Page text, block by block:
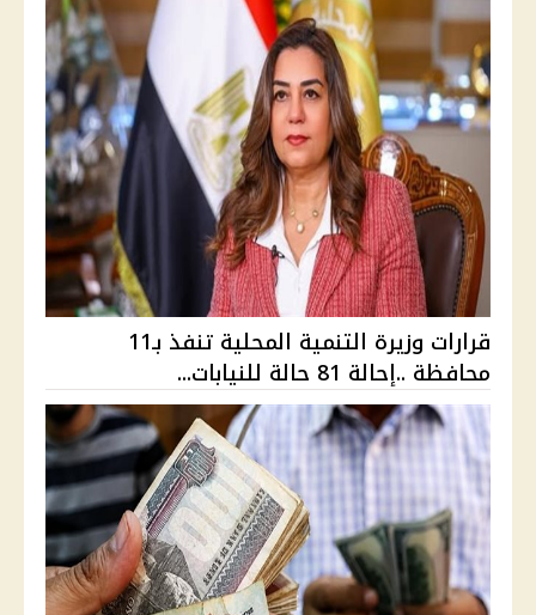
قرارات وزيرة التنمية المحلية تنفذ بـ11
محافظة ..إحالة 81 حالة للنيابات...